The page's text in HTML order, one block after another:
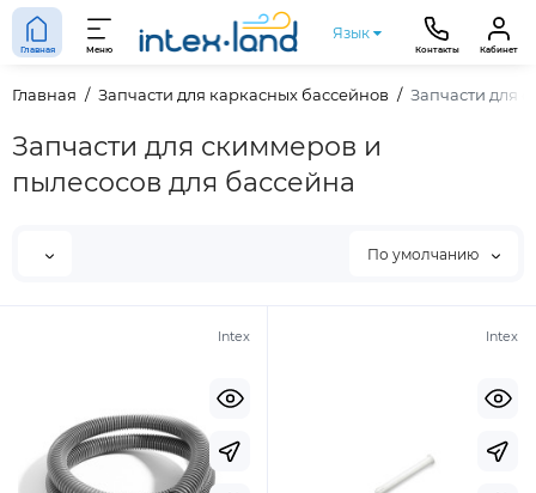
Главная Меню
Язык
Контакты Кабинет
Главная Запчасти для каркасных бассейнов Запчасти для
Запчасти для скиммеров и
пылесосов для бассейна
По умолчанию
Intex Intex